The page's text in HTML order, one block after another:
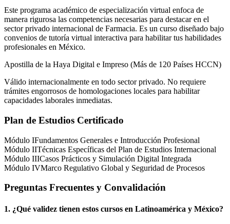
Este programa académico de especialización virtual enfoca de
manera rigurosa las competencias necesarias para destacar en el
sector privado internacional de Farmacia. Es un curso diseñado bajo
convenios de tutoría virtual interactiva para habilitar tus habilidades
profesionales en México.
Apostilla de la Haya Digital e Impreso (Más de 120 Países HCCN)
Válido internacionalmente en todo sector privado. No requiere
trámites engorrosos de homologaciones locales para habilitar
capacidades laborales inmediatas.
Plan de Estudios Certificado
Módulo IFundamentos Generales e Introducción Profesional
Módulo IITécnicas Específicas del Plan de Estudios Internacional
Módulo IIICasos Prácticos y Simulación Digital Integrada
Módulo IVMarco Regulativo Global y Seguridad de Procesos
Preguntas Frecuentes y Convalidación
1. ¿Qué validez tienen estos cursos en Latinoamérica y México?